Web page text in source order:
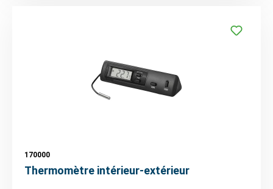
170000
Thermomètre intérieur-extérieur